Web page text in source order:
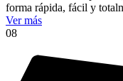
forma rápida, fácil y
Ver más
08